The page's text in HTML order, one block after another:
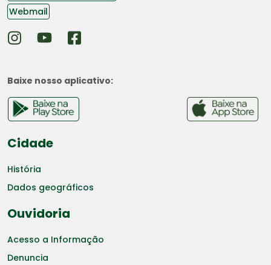
Webmail
Baixe nosso aplicativo:
Cidade
História
Dados geográficos
Ouvidoria
Acesso a Informação
Denuncia